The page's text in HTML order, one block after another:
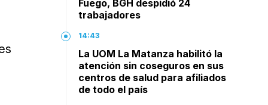
Fuego, BGH despidió 24
trabajadores
14:43
La UOM La Matanza habilitó la
atención sin coseguros en sus
centros de salud para afiliados
de todo el país